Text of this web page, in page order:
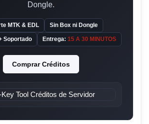
Dongle.
MTK & EDL Sin Box ni Dongle
Soportado Entrega: 15 A 30 MINUTOS
Comprar Créditos